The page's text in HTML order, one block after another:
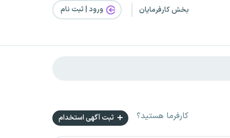
بخش کارفرمایان ورود | ثبت‌ نام
کارفرما هستید؟ ثبت آگهی استخدام